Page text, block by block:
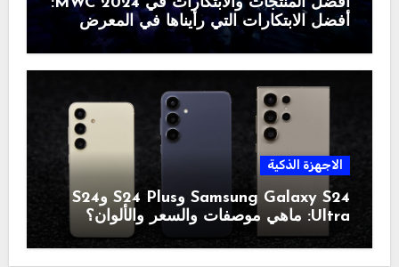
أفضل الابتكارات التي رأيناها في المعرض
الاجهزة الذكية
Samsung Galaxy S24 وS24 Plus وS24
Ultra: ماهي موصفات والسعر والألوان؟